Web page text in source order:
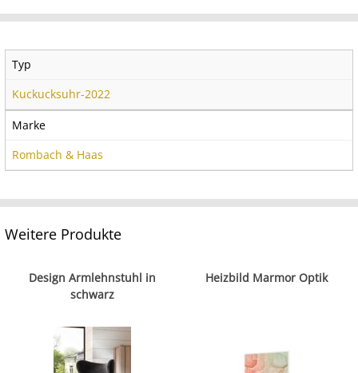
Typ
Kuckucksuhr-2022
Marke
Rombach & Haas
Weitere Produkte
Design Armlehnstuhl in
schwarz
Heizbild Marmor Optik